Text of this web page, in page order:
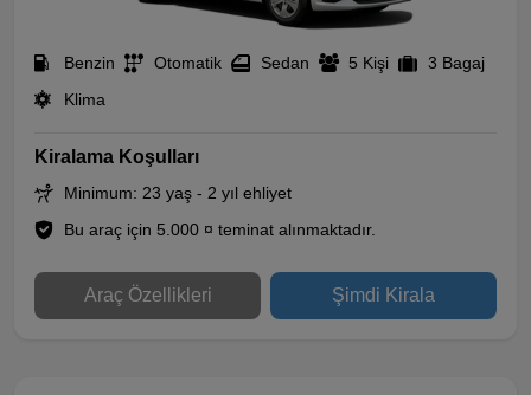
Benzin Otomatik Sedan 5 Kişi
3 Bagaj
Klima
Kiralama Koşulları
Minimum: 23 yaş - 2 yıl ehliyet
Bu araç için 5.000 ¤ teminat alınmaktadır.
Araç Özellikleri Şimdi Kirala